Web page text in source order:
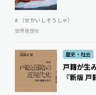
# （せかいしそうしゃ）
世界思想社
歴史・社会
戸籍が生
『新版